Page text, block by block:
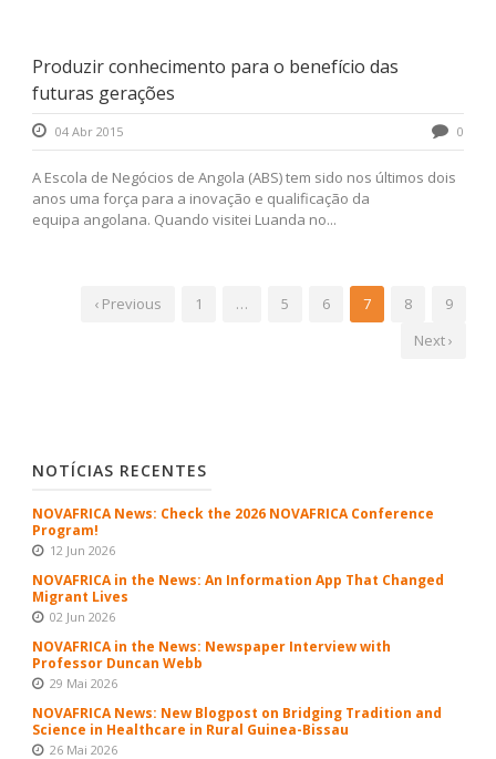
Produzir conhecimento para o benefício das
futuras gerações
04 Abr 2015 0
A Escola de Negócios de Angola (ABS) tem sido nos últimos dois
anos uma força para a inovação e qualificação da
equipa angolana. Quando visitei Luanda no...
‹ Previous 1 … 5 6 7 8
9
Next ›
NOTÍCIAS RECENTES
NOVAFRICA News: Check the 2026 NOVAFRICA Conference
Program!
12 Jun 2026
NOVAFRICA in the News: An Information App That Changed
Migrant Lives
02 Jun 2026
NOVAFRICA in the News: Newspaper Interview with
Professor Duncan Webb
29 Mai 2026
NOVAFRICA News: New Blogpost on Bridging Tradition and
Science in Healthcare in Rural Guinea-Bissau
26 Mai 2026